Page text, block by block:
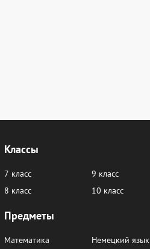
Классы
7 класс
8 класс
9 класс
10 класс
Предметы
Математика
Немецкий язык